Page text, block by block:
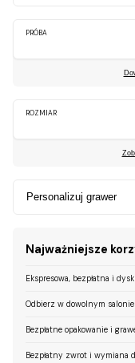
PRÓBA
ROZMIAR
Personalizuj grawer
Najważniejsze
Ekspresowa, bezpłatna i
Odbierz w dowolnym salonie
Bezpłatne opakowanie i
Bezpłatny zwrot i wymiana